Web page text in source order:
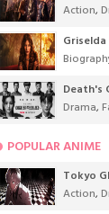
Action,
Griselda
Death's
Drama,
POPULAR ANIME
Tokyo
Action,